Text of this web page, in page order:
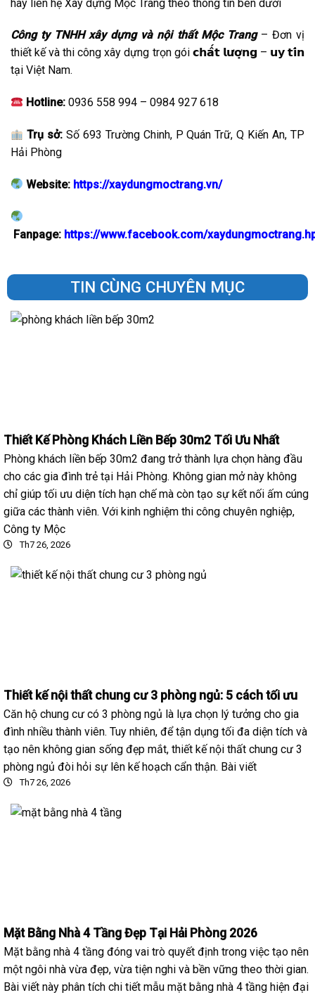
hãy liên hệ Xây dựng Mộc Trang theo thông tin bên dưới
Công ty TNHH xây dựng và nội thất Mộc Trang– Đơn vị
thiết kế và thi công xây dựng trọn gói 𝗰𝗵𝗮̂́𝘁 𝗹𝘂̛𝗼̛̣𝗻𝗴 – 𝘂𝘆 𝘁𝗶́𝗻
tại Việt Nam.
Hotline: 0936 558 994 – 0984 927 618
Trụ sở: Số 693 Trường Chinh, P Quán Trữ, Q Kiến An, TP
Hải Phòng
Website: https://xaydungmoctrang.vn/
Fanpage: https://www.facebook.com/
TIN CÙNG CHUYÊN MỤC
Thiết Kế Phòng Khách Liền Bếp 30m2 Tối Ưu Nhất
Phòng khách liền bếp 30m2 đang trở thành lựa chọn hàng đầu
cho các gia đình trẻ tại Hải Phòng. Không gian mở này không
chỉ giúp tối ưu diện tích hạn chế mà còn tạo sự kết nối ấm cúng
giữa các thành viên. Với kinh nghiệm thi công chuyên nghiệp,
Công ty Mộc
Th7 26, 2026
Thiết kế nội thất chung cư 3 phòng ngủ: 5 cách tối ưu
Căn hộ chung cư có 3 phòng ngủ là lựa chọn lý tưởng cho gia
đình nhiều thành viên. Tuy nhiên, để tận dụng tối đa diện tích và
tạo nên không gian sống đẹp mắt, thiết kế nội thất chung cư 3
phòng ngủ đòi hỏi sự lên kế hoạch cẩn thận. Bài viết
Th7 26, 2026
Mặt Bằng Nhà 4 Tầng Đẹp Tại Hải Phòng 2026
Mặt bằng nhà 4 tầng đóng vai trò quyết định trong việc tạo nên
một ngôi nhà vừa đẹp, vừa tiện nghi và bền vững theo thời gian.
Bài viết này phân tích chi tiết mẫu mặt bằng nhà 4 tầng hiện đại